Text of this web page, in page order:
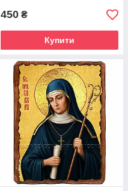
450 ₴
Купити